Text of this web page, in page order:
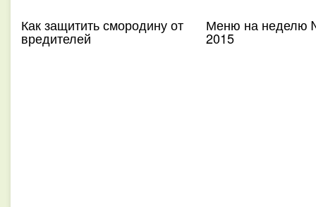
Как защитить смородину от
вредителей
Меню на неделю
2015